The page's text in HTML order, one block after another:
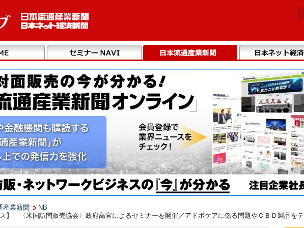
産業新聞
NB
ス】 〈米国訪問販売協会〉政府高官によるセミナーを開催／アドボケアに係る問題やＣＢＤ製品を